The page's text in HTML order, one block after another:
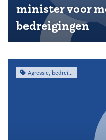
minister voor
bedreigingen
Agressie, bedreiging & intimidatie